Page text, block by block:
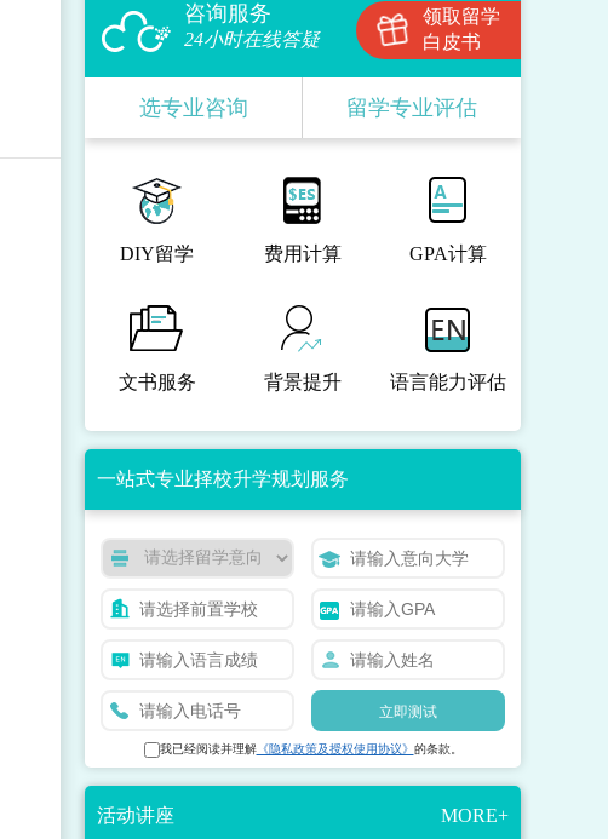
咨询服务
24小时在线答疑
领取留学
白皮书
选专业咨询 留学专业评估
DIY留学 费用计算 GPA计算
文书服务 背景提升 语言能力评估
一站式专业择校升学规划服务
立即测试
我已经阅读并理解《隐私政策及授权使用协议》 的条款。
活动讲座 MORE+